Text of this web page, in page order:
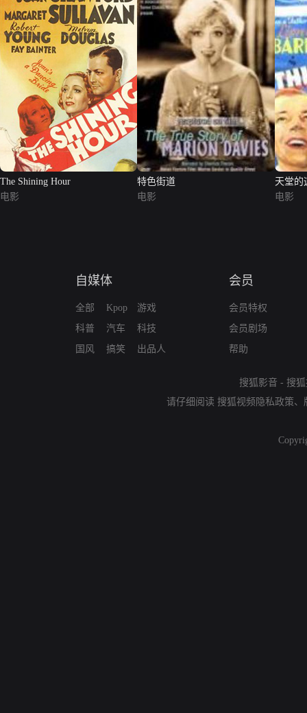
The Shining Hour
电影
特色街道
电影
天堂的
电影
自媒体
全部
科普
国风
Kpop
汽车
搞笑
游戏
科技
出品人
会员
会员特权
会员剧场
帮助
搜狐影音 - 搜
请仔细阅读 搜狐视频隐私政策、